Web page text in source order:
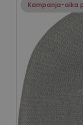
Kampanja-aika